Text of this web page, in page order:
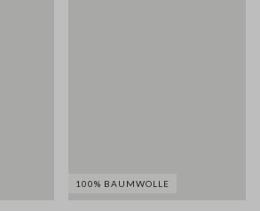
100% BAUMWOLLE